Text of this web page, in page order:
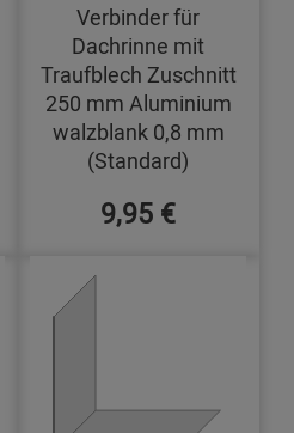
Verbinder für
Dachrinne mit
Traufblech Zuschnitt
250 mm Aluminium
walzblank 0,8 mm
(Standard)
9,95 €